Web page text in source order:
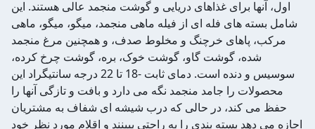
اول، آنها برای غذاهای دریایی و گوشت منجمد عالی هستند. این
شامل بسته های فله ای از فیله ماهی منجمد، میگو، میگو، ماهی
مرکب، پاهای خرچنگ و مخلوط صدف، و همچنین مرغ منجمد
شده، گوشت گاو، گوشت خوک، بره، گوشت چرخ کرده،
سوسیس و دنده است. دمای ثابت -18 تا 22 درجه سانتیگراد این
محصولات را جامد منجمد نگه می دارد و بافت و تازگی آنها را
حفظ می کند، در حالی که درب شیشه ای شفاف به مشتریان
اجازه می دهد بسته بندی را به راحتی ببینند و اقلام مورد نظر خود